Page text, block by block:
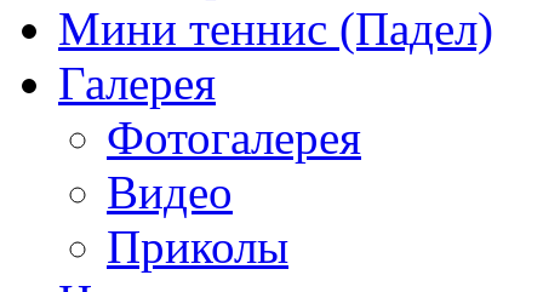
Мини теннис (Падел)
Галерея
Фотогалерея
Видео
Приколы